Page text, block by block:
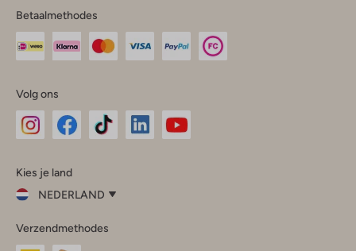
Betaalmethodes
Volg ons
InstagramFacebook
Kies je land
NEDERLAND
je
land
Verzendmethodes